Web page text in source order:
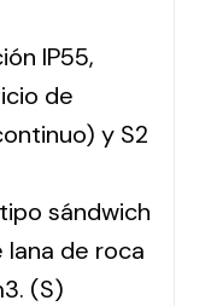
IP55,
de
y S2
sándwich
de roca
(S)